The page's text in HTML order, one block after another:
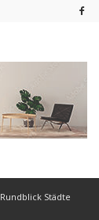
Rundblick Städte